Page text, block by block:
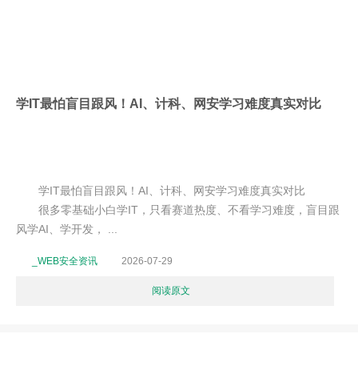
学IT最怕盲目跟风！AI、计科、网安学习难度真实对比
学IT最怕盲目跟风！AI、计科、网安学习难度真实对比
很多零基础小白学IT，只看赛道热度、不看学习难度，盲目跟
风学AI、学开发， ...
_WEB安全资讯 2026-07-29
阅读原文